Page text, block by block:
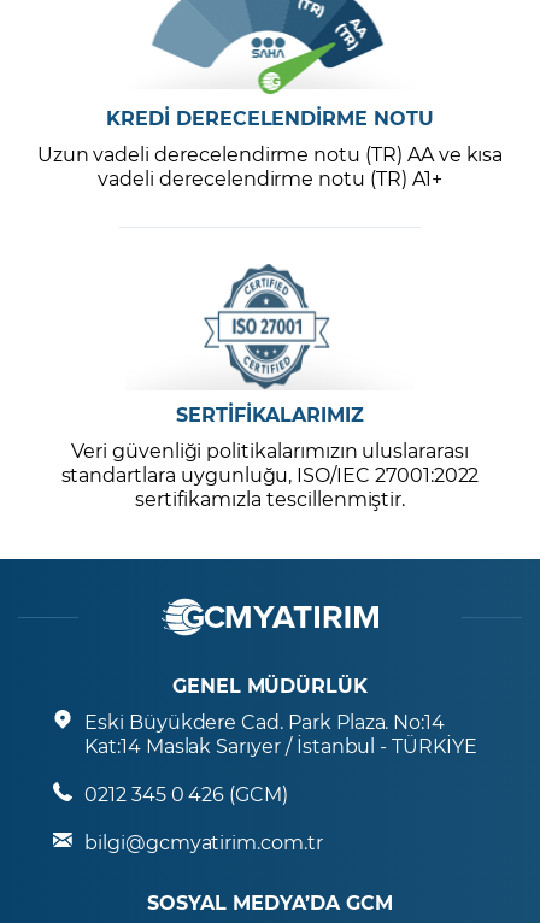
KREDİ DERECELENDİRME NOTU
Uzun vadeli derecelendirme notu (TR) AA ve kısa
vadeli derecelendirme notu (TR) A1+
SERTİFİKALARIMIZ
Veri güvenliği politikalarımızın uluslararası
standartlara uygunluğu, ISO/IEC 27001:2022
sertifikamızla tescillenmiştir.
GENEL MÜDÜRLÜK
Eski Büyükdere Cad. Park Plaza. No:14
Kat:14 Maslak Sarıyer / İstanbul - TÜRKİYE
0212 345 0 426 (GCM)
bilgi@gcmyatirim.com.tr
SOSYAL MEDYA’DA GCM